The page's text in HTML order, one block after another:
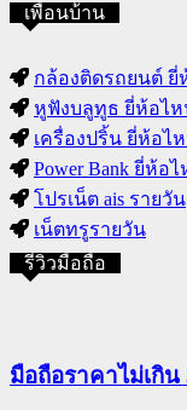
เพื่อนบ้าน
กล้องติดรถยนต์ ยี่
หูฟังบลูทูธ ยี่ห้อไ
เครื่องปริ้น ยี่ห้อไ
Power Bank ยี่ห้อ
โปรเน็ต ais รายวัน
เน็ตทรูรายวัน
รีวิวมือถือ
มือถือราคาไม่เกิ